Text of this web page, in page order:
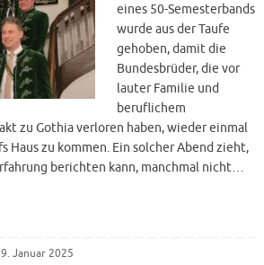
eines 50-Semesterbands
wurde aus der Taufe
gehoben, damit die
Bundesbrüder, die vor
lauter Familie und
beruflichem
zu Gothia verloren haben, wieder einmal
Haus zu kommen. Ein solcher Abend zieht,
berichten kann, manchmal nicht…
Januar 2025